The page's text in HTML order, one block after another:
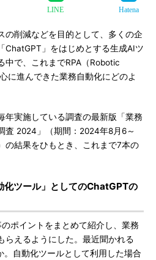
LINE Hatena
削減などを目的として、多くの企
ChatGPT」をはじめとする生成AIツ
中で、これまでRPA（Robotic
に進んできた業務自動化にどのよ
実施している調査の最新版「業務
査 2024」（期間：2024年8月6～
の結果をひもとき、これまで7本の
ツール」としてのChatGPTの
ポイントをまとめて紹介し、業務
らえるようにした。最近聞かれる
。自動化ツールとして利用した場合